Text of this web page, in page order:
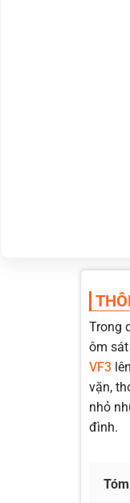
Trong
ôm
VF3
vặn,
nhỏ
đình.